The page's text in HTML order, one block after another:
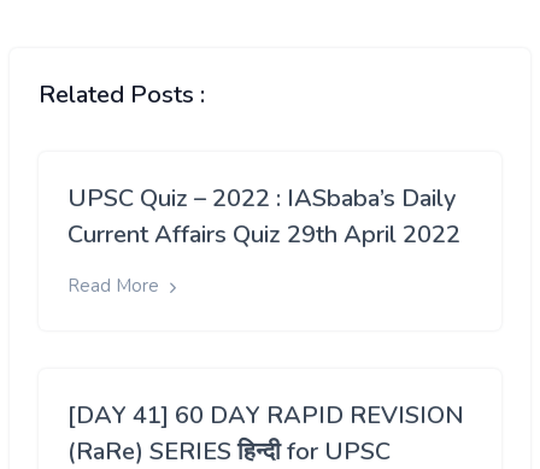
Related Posts :
UPSC Quiz – 2022 : IASbaba’s Daily
Current Affairs Quiz 29th April 2022
Read More
[DAY 41] 60 DAY RAPID REVISION
(RaRe) SERIES हिन्दी for UPSC